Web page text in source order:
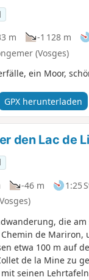
m -1 128 m
(Vosges)
ein Moor,
GPX herunterladen
den Lac de
-46 m 1:25
die
de Mariron,
etwa 100 m auf
de la Mine zu
seinen